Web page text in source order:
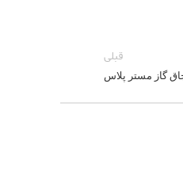
قبلی
گاز مستر پلاس